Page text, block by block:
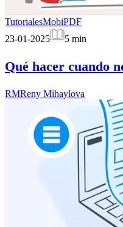
TutorialesMobiPDF
23-01-2025
5 min
Qué hacer cuando
RMReny Mihaylova